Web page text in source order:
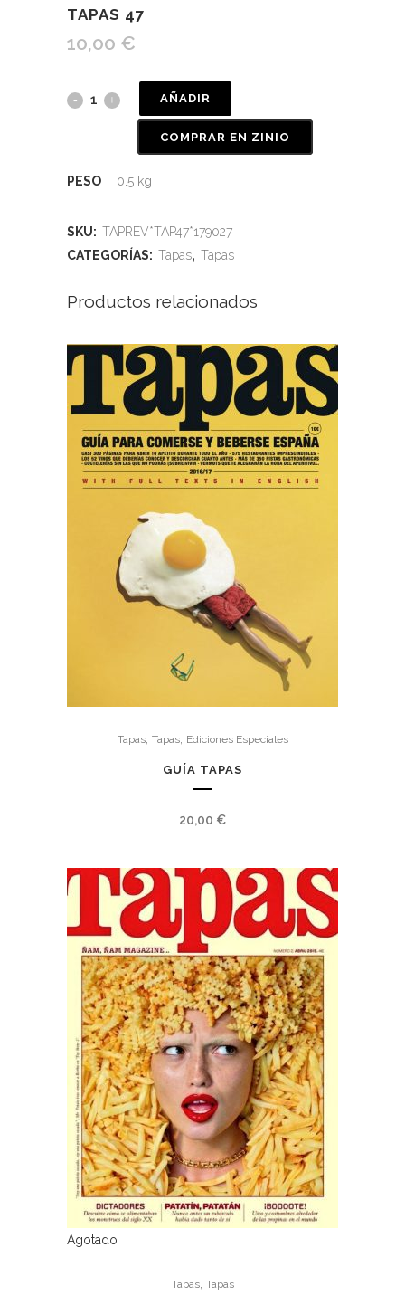
TAPAS 47
10,00 €
AÑADIR
COMPRAR EN ZINIO
PESO 0.5 kg
SKU: TAPREV*TAP47*179027
CATEGORÍAS: Tapas, Tapas
Productos relacionados
Tapas, Tapas, Ediciones Especiales
GUÍA TAPAS
20,00 €
Agotado
Tapas, Tapas